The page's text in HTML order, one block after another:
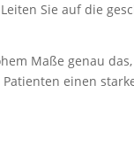
Sie auf die
Maße genau
einen